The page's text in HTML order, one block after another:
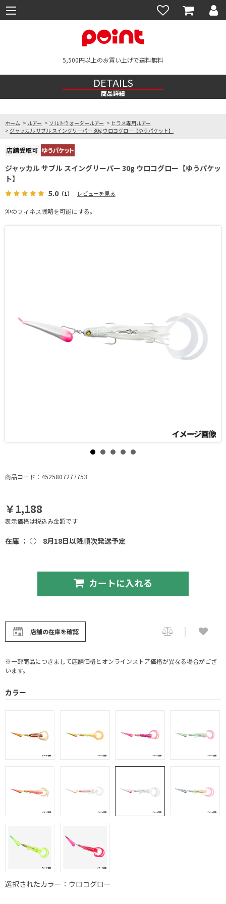
5,500円以上のお買い上げで送料無料
DETAILS
商品詳細
ホーム > ルアー > ソルトウォータールアー > ヒラメ専用ルアー
> ジャッカル サブル スイングリーパー 30g ウロコグロー【ゆうパケット】
ジャッカル サブル スイングリーパー 30g ウロコグロー【ゆうパケッ
ト】
5.0（1） レビューを見る
沖のフィネス戦略を可能にする。
商品コード：4525807277753
￥1,188
表示価格は税込み金額です
在庫 ： ○ 8月18日以降順次発送予定
カートに入れる
店舗の在庫を確認
※一部商品につきまして店舗価格とオンラインストア価格が異なる場合がござ
います。
カラー
選択されたカラー：ウロコグロー